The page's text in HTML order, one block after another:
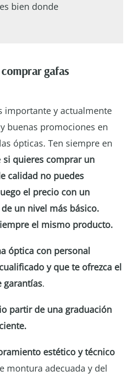
bien donde
gafas
importante y actualmente
buenas promociones en
ópticas. Ten siempre en
si quieres comprar un
calidad no puedes
el precio con un
un nivel más básico.
el mismo producto.
óptica con personal
y que te ofrezca el
garantías.
partir de una graduación
estético y técnico
montura adecuada y del